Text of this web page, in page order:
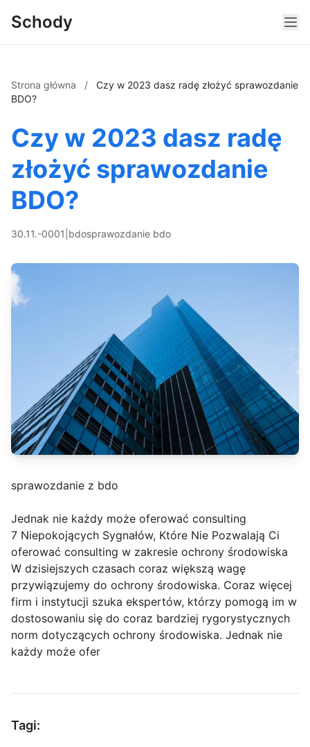
Schody
Strona główna /
Czy w 2023 dasz radę złożyć sprawozdanie
BDO?
Czy w 2023 dasz radę
złożyć sprawozdanie
BDO?
30.11.-0001 bdosprawozdanie bdo
sprawozdanie z bdo
Jednak nie każdy może oferować consulting
7 Niepokojących Sygnałów, Które Nie Pozwalają Ci
oferować consulting w zakresie ochrony środowiska
W dzisiejszych czasach coraz większą wagę
przywiązujemy do ochrony środowiska. Coraz więcej
firm i instytucji szuka ekspertów, którzy pomogą im w
dostosowaniu się do coraz bardziej rygorystycznych
norm dotyczących ochrony środowiska. Jednak nie
każdy może ofer
Tagi: